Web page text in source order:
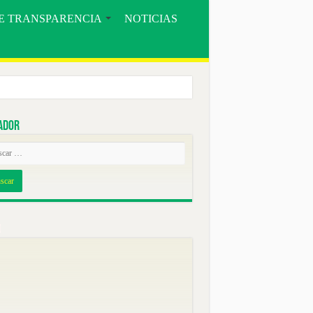
TRANSPARENCIA NOTICIAS
BOSQUE SECO Y EL MUNICIPIO DE CELICA